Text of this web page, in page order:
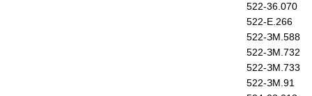
522-36.070
522-Е.266
522-ЗМ.588
522-ЗМ.732
522-ЗМ.733
522-ЗМ.91